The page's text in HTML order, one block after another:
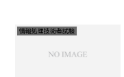
情報処理技術者試験